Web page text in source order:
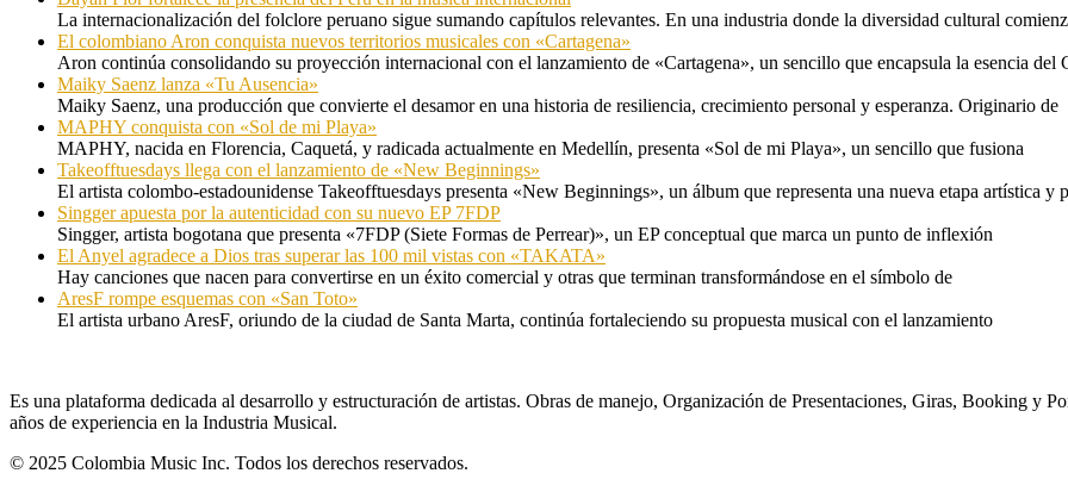
La internacionalización del folclore peruano sigue sumando capítulos relevantes. En una industria donde la diversidad cultural
El colombiano Aron conquista nuevos territorios musicales con «Cartagena»
Aron continúa consolidando su proyección internacional con el lanzamiento de «Cartagena», un sencillo que encapsula la esencia del
Maiky Saenz lanza «Tu Ausencia»
Maiky Saenz, una producción que convierte el desamor en una historia de resiliencia, crecimiento personal y esperanza. Originario de
MAPHY conquista con «Sol de mi Playa»
MAPHY, nacida en Florencia, Caquetá, y radicada actualmente en Medellín, presenta «Sol de mi Playa», un sencillo que fusiona
Takeofftuesdays llega con el lanzamiento de «New Beginnings»
El artista colombo-estadounidense Takeofftuesdays presenta «New Beginnings», un álbum que representa una nueva etapa artística y
Singger apuesta por la autenticidad con su nuevo EP 7FDP
Singger, artista bogotana que presenta «7FDP (Siete Formas de Perrear)», un EP conceptual que marca un punto de inflexión
El Anyel agradece a Dios tras superar las 100 mil vistas con «TAKATA»
Hay canciones que nacen para convertirse en un éxito comercial y otras que terminan transformándose en el símbolo de
AresF rompe esquemas con «San Toto»
El artista urbano AresF, oriundo de la ciudad de Santa Marta, continúa fortaleciendo su propuesta musical con el lanzamiento
Es una plataforma dedicada al desarrollo y estructuración de artistas. Obras de manejo, Organización de Presentaciones, Giras, Booking y
años de experiencia en la Industria Musical.
© 2025 Colombia Music Inc. Todos los derechos reservados.